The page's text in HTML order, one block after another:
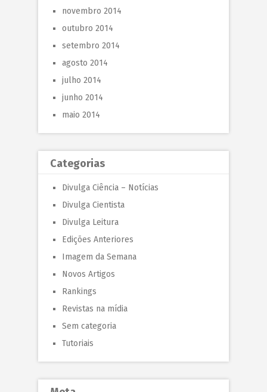
novembro 2014
outubro 2014
setembro 2014
agosto 2014
julho 2014
junho 2014
maio 2014
Categorias
Divulga Ciência – Notícias
Divulga Cientista
Divulga Leitura
Edições Anteriores
Imagem da Semana
Novos Artigos
Rankings
Revistas na mídia
Sem categoria
Tutoriais